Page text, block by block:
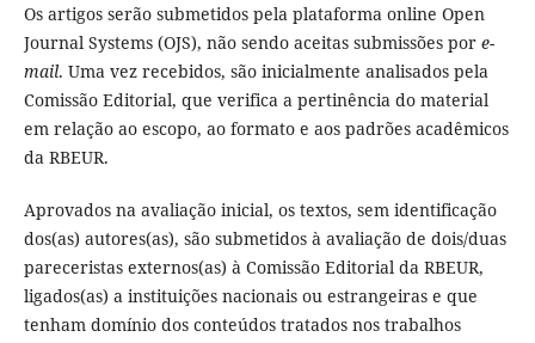
Os artigos serão submetidos pela plataforma online Open
Journal Systems (OJS), não sendo aceitas submissões por e-
mail. Uma vez recebidos, são inicialmente analisados pela
Comissão Editorial, que verifica a pertinência do material
em relação ao escopo, ao formato e aos padrões acadêmicos
da RBEUR.
Aprovados na avaliação inicial, os textos, sem identificação
dos(as) autores(as), são submetidos à avaliação de dois/duas
pareceristas externos(as) à Comissão Editorial da RBEUR,
ligados(as) a instituições nacionais ou estrangeiras e que
tenham domínio dos conteúdos tratados nos trabalhos